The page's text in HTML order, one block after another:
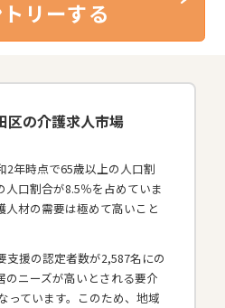
リーする
区の介護求人市場
2年時点で65歳以上の人口割
人口割合が8.5％を占めていま
人材の需要は極めて高いこと
支援の認定者数が2,587名にの
のニーズが高いとされる要介
っています。このため、地域